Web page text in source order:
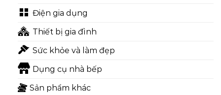
Điện gia dụng
Thiết bị gia đình
Sức khỏe và làm đẹp
Dụng cụ nhà bếp
Sản phẩm khác